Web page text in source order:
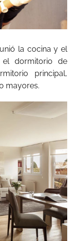
la cocina y el
dormitorio de
principal,
mayores.